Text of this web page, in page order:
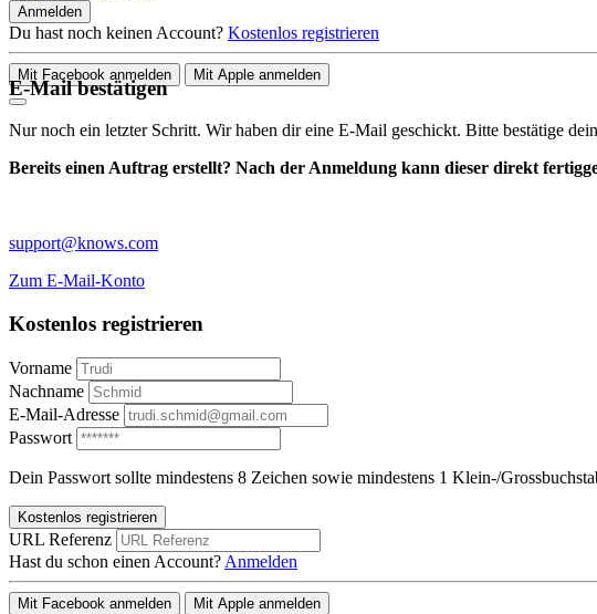
Anmelden
Du hast noch keinen Account? Kostenlos registrieren
Mit Facebook anmelden Mit Apple anmelden
E-Mail bestätigen
Nur noch ein letzter Schritt. Wir haben dir eine E-Mail geschickt. Bitte bestätige
Bereits einen Auftrag erstellt? Nach der Anmeldung kann dieser direkt
support@knows.com
Zum E-Mail-Konto
Kostenlos registrieren
Vorname
Nachname
E-Mail-Adresse
Passwort
Dein Passwort sollte mindestens 8 Zeichen sowie mindestens 1 Klein-/
Kostenlos registrieren
URL Referenz
Hast du schon einen Account? Anmelden
Mit Facebook anmelden Mit Apple anmelden